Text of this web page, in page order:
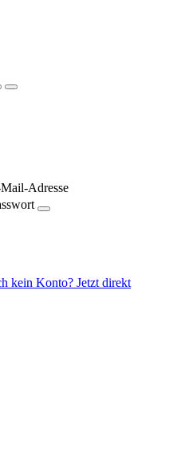
Adresse
kein Konto? Jetzt direkt